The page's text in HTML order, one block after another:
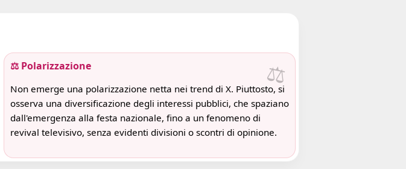
⚖️
⚖️ Polarizzazione
Non emerge una polarizzazione netta nei trend di X. Piuttosto, si
osserva una diversificazione degli interessi pubblici, che spaziano
dall'emergenza alla festa nazionale, fino a un fenomeno di
revival televisivo, senza evidenti divisioni o scontri di opinione.